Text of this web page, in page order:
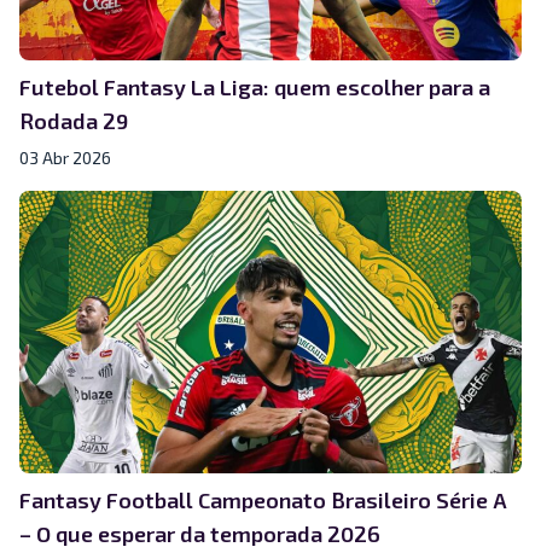
Futebol Fantasy La Liga: quem escolher para a
Rodada 29
03 Abr 2026
Fantasy Football Campeonato Brasileiro Série A
– O que esperar da temporada 2026